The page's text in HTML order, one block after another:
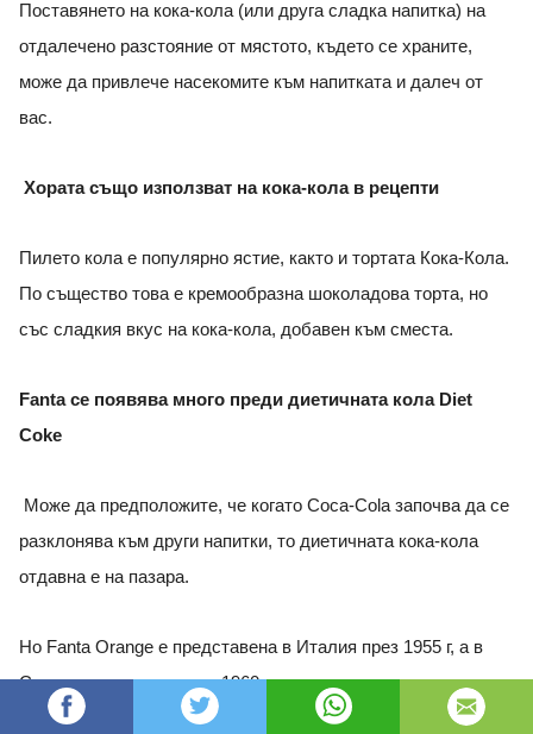
Поставянето на кока-кола (или друга сладка напитка) на
отдалечено разстояние от мястото, където се храните,
може да привлече насекомите към напитката и далеч от
вас.
Хората също използват на кока-кола в рецепти
Пилето кола е популярно ястие, както и тортата Кока-Кола.
По същество това е кремообразна шоколадова торта, но
със сладкия вкус на кока-кола, добавен към сместа.
Fanta се появява много преди диетичната кола Diet
Coke
Може да предположите, че когато Coca-Cola започва да се
разклонява към други напитки, то диетичната кока-кола
отдавна е на пазара.
Но Fanta Orange е представена в Италия през 1955 г, а в
Съединените щати през 1960 г., според данни, които
компанията споделя на уебсайта си.